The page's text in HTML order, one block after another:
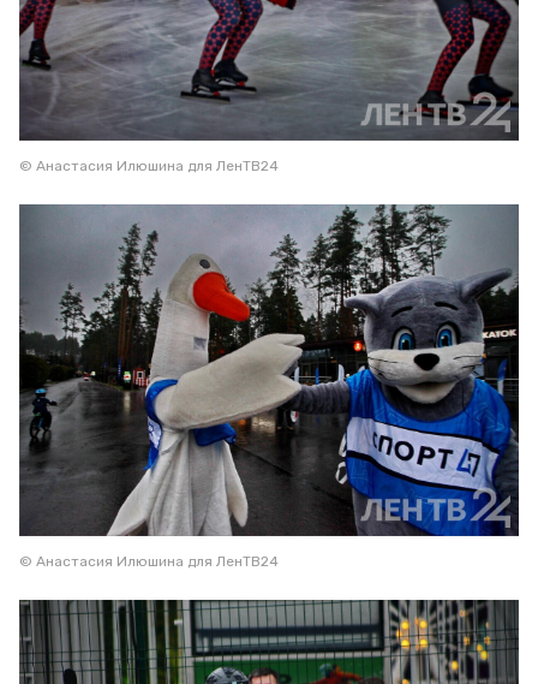
© Анастасия Илюшина для ЛенТВ24
© Анастасия Илюшина для ЛенТВ24